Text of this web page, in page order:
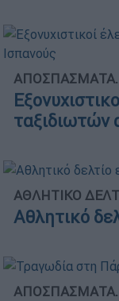
ταξιδιωτών
ΑΘΛΗΤΙΚΟ
Αθλητικό